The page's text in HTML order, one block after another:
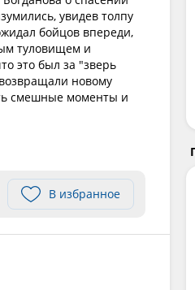
увидев толпу
бойцов впереди,
туловищем и
это был за "зверь
новому
смешные моменты и
В избранное